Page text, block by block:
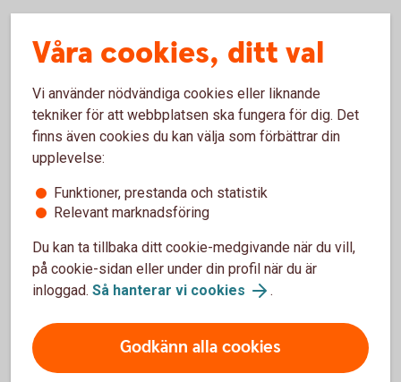
Aktuell kötid för arvskiften
Hanteringstiden för arvskiften är just nu cirka 8-9
veckor. Vi tar hand om ärendena i den ordning de
kommer in till oss.
Kö- och hanteringstid
Adress till Arvskiftesgruppen
Våra cookies, ditt val
Vi använder nödvändiga cookies eller liknande
tekniker för att webbplatsen ska fungera för dig. Det
finns även cookies du kan välja som förbättrar din
upplevelse:
Funktioner, prestanda och statistik
Relevant marknadsföring
Du kan ta tillbaka ditt cookie-medgivande när du vill,
på cookie-sidan eller under din profil när du är
inloggad. Så hanterar vi cookies .
Godkänn alla cookies